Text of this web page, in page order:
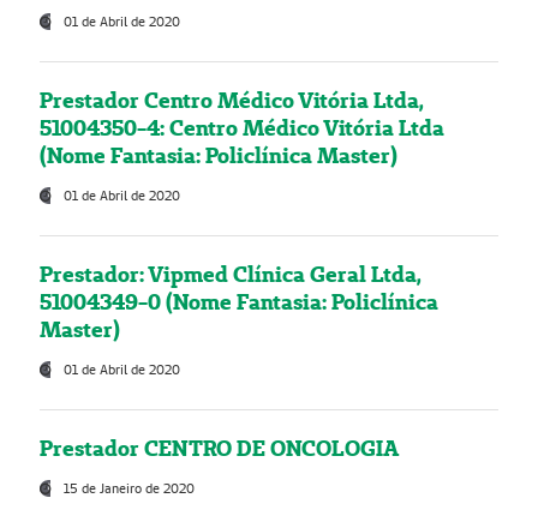
01 de Abril de 2020
Prestador Centro Médico Vitória Ltda,
51004350-4: Centro Médico Vitória Ltda
(Nome Fantasia: Policlínica Master)
01 de Abril de 2020
Prestador: Vipmed Clínica Geral Ltda,
51004349-0 (Nome Fantasia: Policlínica
Master)
01 de Abril de 2020
Prestador CENTRO DE ONCOLOGIA
15 de Janeiro de 2020